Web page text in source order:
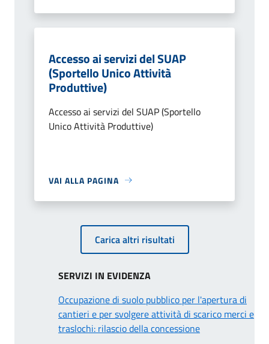
Accesso ai servizi del SUAP
(Sportello Unico Attività
Produttive)
Accesso ai servizi del SUAP (Sportello
Unico Attività Produttive)
VAI ALLA PAGINA
Carica altri risultati
SERVIZI IN EVIDENZA
Occupazione di suolo pubblico per l'apertura di
cantieri e per svolgere attività di scarico merci e
traslochi: rilascio della concessione